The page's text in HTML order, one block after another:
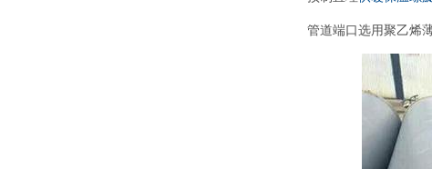
管道端口选用聚乙烯